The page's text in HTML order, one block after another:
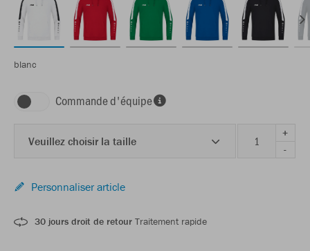
blanc
Commande d'équipe
Veuillez choisir la taille
+
-
Personnaliser article
30 jours droit de retour Traitement rapide